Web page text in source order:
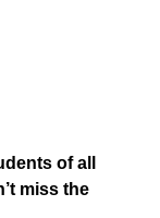
of all
miss the